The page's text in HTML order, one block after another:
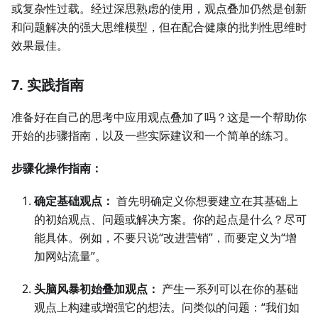
或复杂性过载。经过深思熟虑的使用，观点叠加仍然是创新
和问题解决的强大思维模型，但在配合健康的批判性思维时
效果最佳。
7. 实践指南
准备好在自己的思考中应用观点叠加了吗？这是一个帮助你
开始的步骤指南，以及一些实际建议和一个简单的练习。
步骤化操作指南：
确定基础观点： 首先明确定义你想要建立在其基础上
的初始观点、问题或解决方案。你的起点是什么？尽可
能具体。例如，不要只说“改进营销”，而要定义为“增
加网站流量”。
头脑风暴初始叠加观点： 产生一系列可以在你的基础
观点上构建或增强它的想法。问类似的问题：“我们如